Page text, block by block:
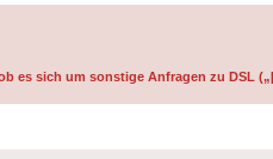
es sich um sonstige Anfragen zu DSL